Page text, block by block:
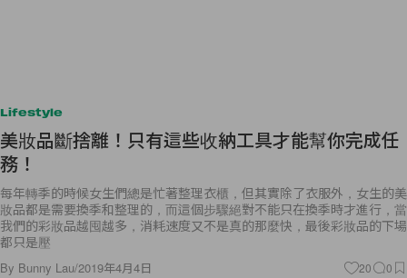
Lifestyle
美妝品斷捨離！只有這些收納工具才能幫你完成任
務！
每年轉季的時候女生們總是忙著整理衣櫃，但其實除了衣服外，女生的美
妝品都是需要換季和整理的，而這個步驟絕對不能只在換季時才進行，當
我們的彩妝品越囤越多，消耗速度又不是真的那麼快，最後彩妝品的下場
都只是壓
By Bunny Lau/2019年4月4日 20 0